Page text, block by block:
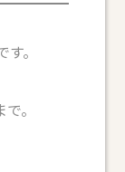
。
。